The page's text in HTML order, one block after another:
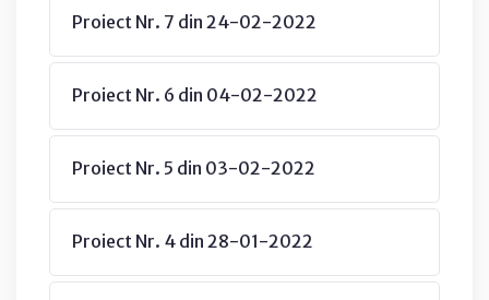
Proiect Nr. 7 din 24-02-2022
Proiect Nr. 6 din 04-02-2022
Proiect Nr. 5 din 03-02-2022
Proiect Nr. 4 din 28-01-2022